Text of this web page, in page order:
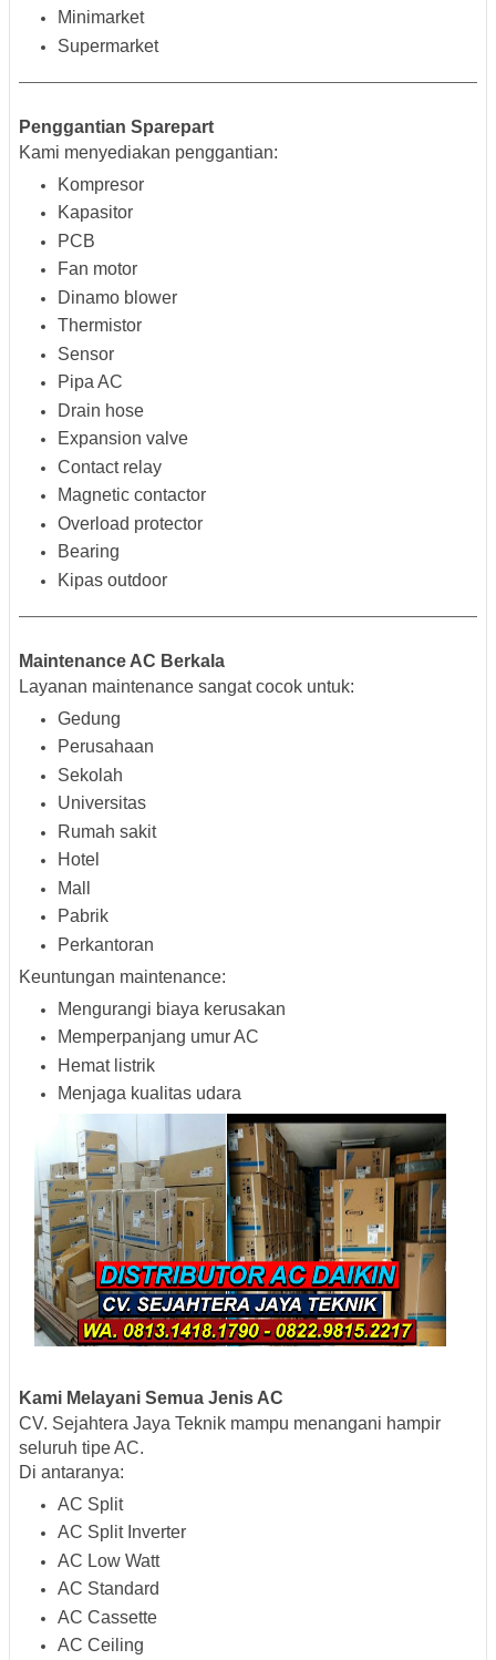
Minimarket
Supermarket
Penggantian Sparepart
Kami menyediakan penggantian:
Kompresor
Kapasitor
PCB
Fan motor
Dinamo blower
Thermistor
Sensor
Pipa AC
Drain hose
Expansion valve
Contact relay
Magnetic contactor
Overload protector
Bearing
Kipas outdoor
Maintenance AC Berkala
Layanan maintenance sangat cocok untuk:
Gedung
Perusahaan
Sekolah
Universitas
Rumah sakit
Hotel
Mall
Pabrik
Perkantoran
Keuntungan maintenance:
Mengurangi biaya kerusakan
Memperpanjang umur AC
Hemat listrik
Menjaga kualitas udara
Kami Melayani Semua Jenis AC
CV. Sejahtera Jaya Teknik mampu menangani hampir
seluruh tipe AC.
Di antaranya:
AC Split
AC Split Inverter
AC Low Watt
AC Standard
AC Cassette
AC Ceiling